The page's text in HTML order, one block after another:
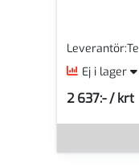
Ej i lager
Denna vara
2 637:- / krt
SEK per KRT